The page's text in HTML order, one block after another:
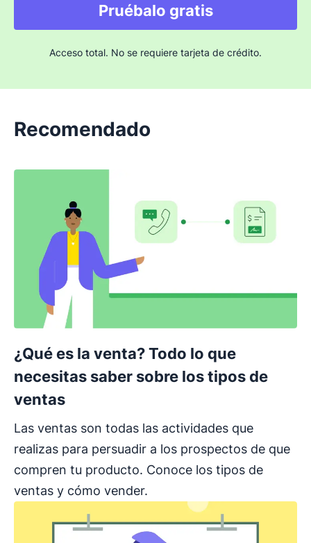
Pruébalo gratis
Acceso total. No se requiere tarjeta de crédito.
Recomendado
¿Qué es la venta? Todo lo que
necesitas saber sobre los tipos de
ventas
Las ventas son todas las actividades que
realizas para persuadir a los prospectos de que
compren tu producto. Conoce los tipos de
ventas y cómo vender.